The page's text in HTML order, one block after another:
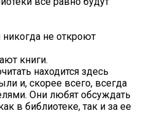
не откроют
книги.
находится здесь
и, скорее всего, всегда
Они любят обсуждать
в библиотеке, так и за ее